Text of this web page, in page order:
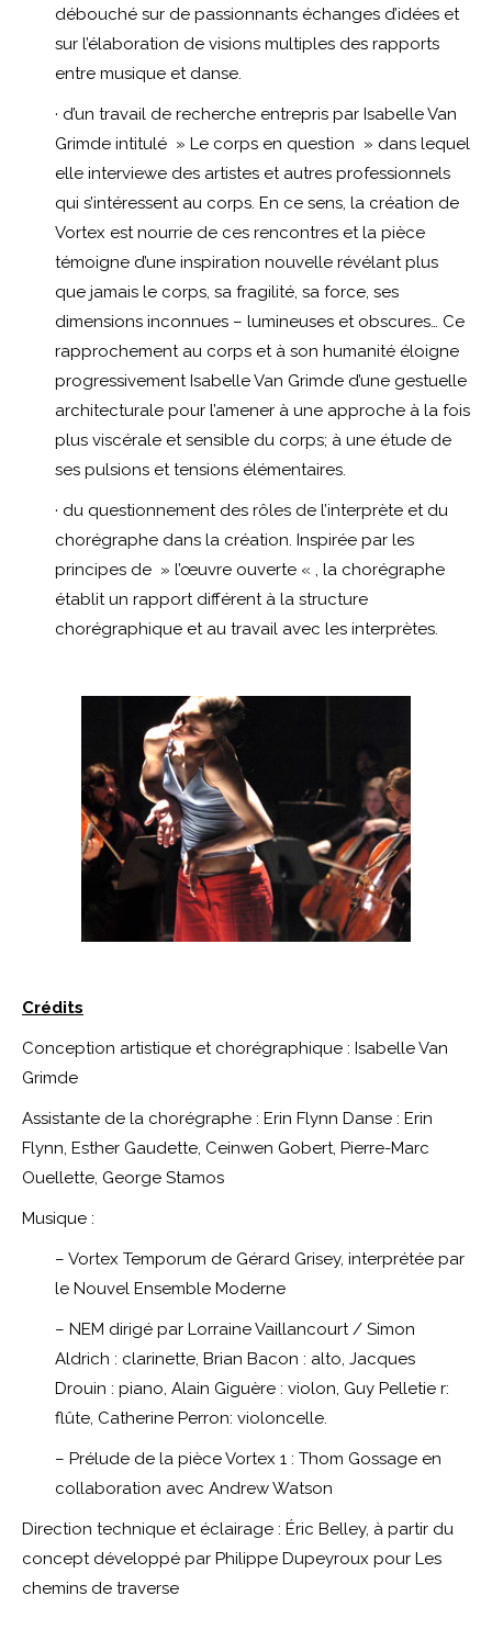
débouché sur de passionnants échanges d’idées et
sur l’élaboration de visions multiples des rapports
entre musique et danse.
· d’un travail de recherche entrepris par Isabelle Van
Grimde intitulé » Le corps en question » dans lequel
elle interviewe des artistes et autres professionnels
qui s’intéressent au corps. En ce sens, la création de
Vortex est nourrie de ces rencontres et la pièce
témoigne d’une inspiration nouvelle révélant plus
que jamais le corps, sa fragilité, sa force, ses
dimensions inconnues – lumineuses et obscures… Ce
rapprochement au corps et à son humanité éloigne
progressivement Isabelle Van Grimde d’une gestuelle
architecturale pour l’amener à une approche à la fois
plus viscérale et sensible du corps; à une étude de
ses pulsions et tensions élémentaires.
· du questionnement des rôles de l’interprète et du
chorégraphe dans la création. Inspirée par les
principes de » l’œuvre ouverte « , la chorégraphe
établit un rapport différent à la structure
chorégraphique et au travail avec les interprètes.
Crédits
Conception artistique et chorégraphique : Isabelle Van
Grimde
Assistante de la chorégraphe : Erin Flynn Danse : Erin
Flynn, Esther Gaudette, Ceinwen Gobert, Pierre-Marc
Ouellette, George Stamos
Musique :
– Vortex Temporum de Gérard Grisey, interprétée par
le Nouvel Ensemble Moderne
– NEM dirigé par Lorraine Vaillancourt / Simon
Aldrich : clarinette, Brian Bacon : alto, Jacques
Drouin : piano, Alain Giguère : violon, Guy Pelletie r:
flûte, Catherine Perron: violoncelle.
– Prélude de la pièce Vortex 1 : Thom Gossage en
collaboration avec Andrew Watson
Direction technique et éclairage : Éric Belley, à partir du
concept développé par Philippe Dupeyroux pour Les
chemins de traverse